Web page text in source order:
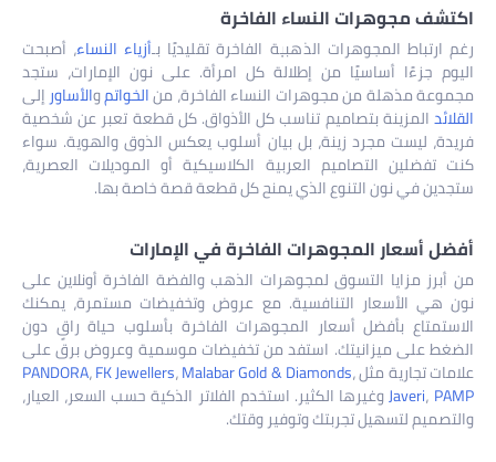
اكتشف مجوهرات النساء الفاخرة
رغم ارتباط المجوهرات الذهبية الفاخرة تقليديًا بـأزياء النساء، أصبحت
اليوم جزءًا أساسيًا من إطلالة كل امرأة. على نون الإمارات، ستجد
مجموعة مذهلة من مجوهرات النساء الفاخرة، منالخواتموالأساور إلى
القلائدالمزينة بتصاميم تناسب كل الأذواق. كل قطعة تعبر عن شخصية
فريدة، ليست مجرد زينة، بل بيان أسلوب يعكس الذوق والهوية. سواء
كنت تفضلين التصاميم العربية الكلاسيكية أو الموديلات العصرية،
ستجدين في نون التنوع الذي يمنح كل قطعة قصة خاصة بها.
أفضل أسعار المجوهرات الفاخرة في الإمارات
من أبرز مزايا التسوق لمجوهرات الذهب والفضة الفاخرة أونلاين على
نون هي الأسعار التنافسية. مع عروض وتخفيضات مستمرة، يمكنك
الاستمتاع بأفضل أسعار المجوهرات الفاخرة بأسلوب حياة راقٍ دون
الضغط على ميزانيتك. استفد من تخفيضات موسمية وعروض برق على
علامات تجارية مثل
PANDORA،FK Jewellers،Malabar Gold & Diamonds،
Javeri، PAMP
وغيرها الكثير. استخدم الفلاتر الذكية حسب السعر، العيار،
والتصميم لتسهيل تجربتك وتوفير وقتك.